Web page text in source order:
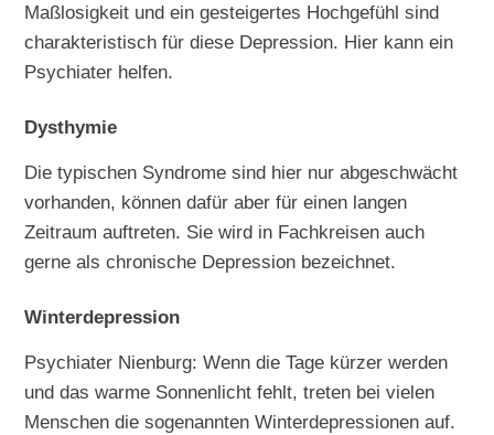
Maßlosigkeit und ein gesteigertes Hochgefühl sind
charakteristisch für diese Depression. Hier kann ein
Psychiater helfen.
Dysthymie
Die typischen Syndrome sind hier nur abgeschwächt
vorhanden, können dafür aber für einen langen
Zeitraum auftreten. Sie wird in Fachkreisen auch
gerne als chronische Depression bezeichnet.
Winterdepression
Psychiater Nienburg: Wenn die Tage kürzer werden
und das warme Sonnenlicht fehlt, treten bei vielen
Menschen die sogenannten Winterdepressionen auf.